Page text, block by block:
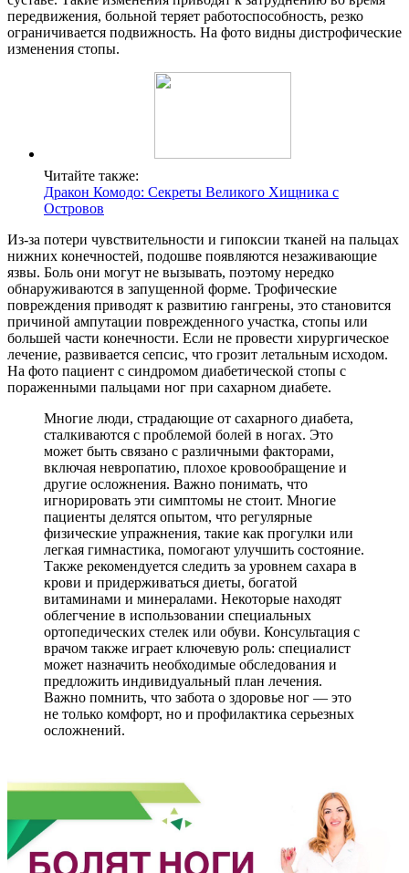
передвижения, больной теряет работоспособность, резко
ограничивается подвижность. На фото видны дистрофические
изменения стопы.
Читайте также:
Дракон Комодо: Секреты Великого Хищника с
Островов
Из-за потери чувствительности и гипоксии тканей на пальцах
нижних конечностей, подошве появляются незаживающие
язвы. Боль они могут не вызывать, поэтому нередко
обнаруживаются в запущенной форме. Трофические
повреждения приводят к развитию гангрены, это становится
причиной ампутации поврежденного участка, стопы или
большей части конечности. Если не провести хирургическое
лечение, развивается сепсис, что грозит летальным исходом.
На фото пациент с синдромом диабетической стопы с
пораженными пальцами ног при сахарном диабете.
Многие люди, страдающие от сахарного диабета,
сталкиваются с проблемой болей в ногах. Это
может быть связано с различными факторами,
включая невропатию, плохое кровообращение и
другие осложнения. Важно понимать, что
игнорировать эти симптомы не стоит. Многие
пациенты делятся опытом, что регулярные
физические упражнения, такие как прогулки или
легкая гимнастика, помогают улучшить состояние.
Также рекомендуется следить за уровнем сахара в
крови и придерживаться диеты, богатой
витаминами и минералами. Некоторые находят
облегчение в использовании специальных
ортопедических стелек или обуви. Консультация с
врачом также играет ключевую роль: специалист
может назначить необходимые обследования и
предложить индивидуальный план лечения.
Важно помнить, что забота о здоровье ног — это
не только комфорт, но и профилактика серьезных
осложнений.